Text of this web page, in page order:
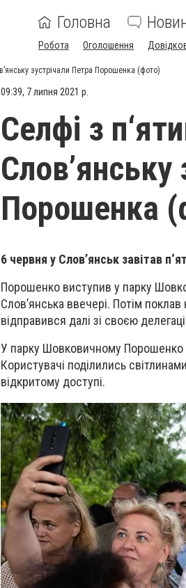
Головна
Робота Оголошення
зустрічали Петра Порошенка (фото)
09:39, 7 липня 2021 р.
Селфі з
Слов’янську
Порошенка
6 червня у Слов’янськ завітав
Порошенко виступив у парку
Слов’янська ввечері. Потім
відправився далі зі своєю
У парку Шовковичному Порошенко
Користувачі поділились
відкритому доступі.